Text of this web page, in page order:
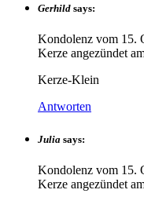
Gerhild says:
Kondolenz vom 15.
Kerze angezündet
Kerze-Klein
Antworten
Julia says:
Kondolenz vom 15.
Kerze angezündet